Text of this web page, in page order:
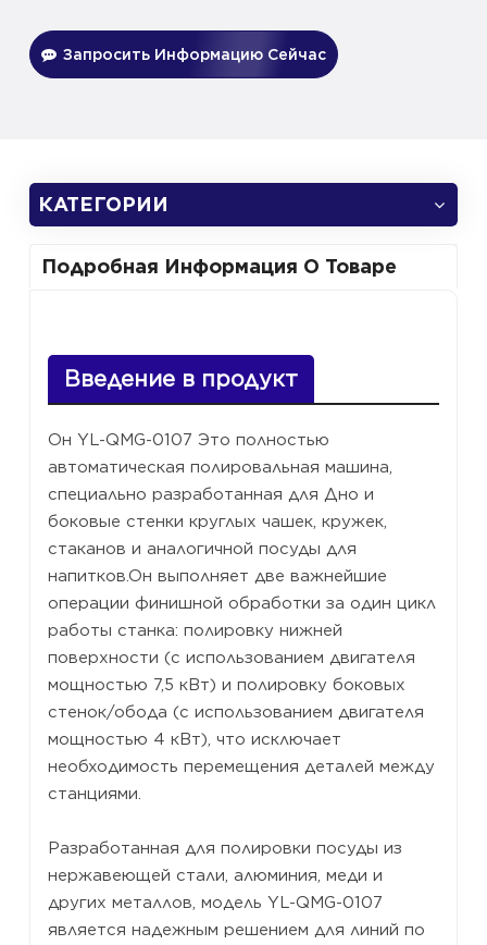
Запросить Информацию Сейчас
КАТЕГОРИИ
Подробная Информация О Товаре
Введение в продукт
Он YL-QMG-0107 Это полностью
автоматическая полировальная машина,
специально разработанная для Дно и
боковые стенки круглых чашек, кружек,
стаканов и аналогичной посуды для
напитков.Он выполняет две важнейшие
операции финишной обработки за один цикл
работы станка: полировку нижней
поверхности (с использованием двигателя
мощностью 7,5 кВт) и полировку боковых
стенок/обода (с использованием двигателя
мощностью 4 кВт), что исключает
необходимость перемещения деталей между
станциями.
Разработанная для полировки посуды из
нержавеющей стали, алюминия, меди и
других металлов, модель YL-QMG-0107
является надежным решением для линий по